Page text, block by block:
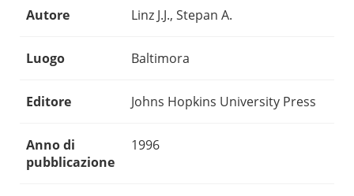
Autore Linz J.J., Stepan A.
Luogo Baltimora
Editore Johns Hopkins University Press
Anno di
pubblicazione
1996